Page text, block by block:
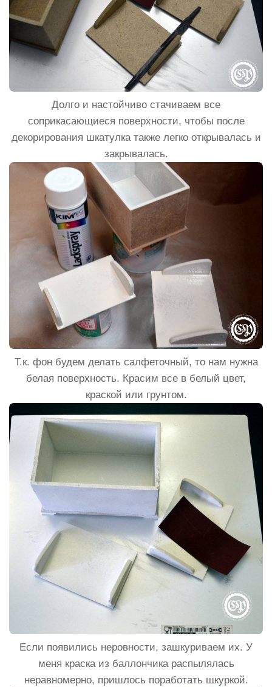
Долго и настойчиво стачиваем все
соприкасающиеся поверхности, чтобы после
декорирования шкатулка также легко открывалась и
закрывалась.
Т.к. фон будем делать салфеточный, то нам нужна
белая поверхность. Красим все в белый цвет,
краской или грунтом.
Если появились неровности, зашкуриваем их. У
меня краска из баллончика распылялась
неравномерно, пришлось поработать шкуркой.